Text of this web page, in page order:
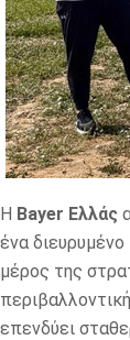
Η Bayer Ελλάς
ένα
μέρος της
επενδύει